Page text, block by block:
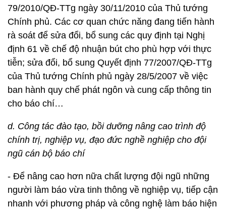
79/2010/QĐ-TTg ngày 30/11/2010 của Thủ tướng
Chính phủ. Các cơ quan chức năng đang tiến hành
rà soát để sửa đổi, bổ sung các quy định tại Nghị
định 61 về chế độ nhuận bút cho phù hợp với thực
tiễn; sửa đổi, bổ sung Quyết định 77/2007/QĐ-TTg
của Thủ tướng Chính phủ ngày 28/5/2007 về việc
ban hành quy chế phát ngôn và cung cấp thông tin
cho báo chí…
d. Công tác đào tạo, bồi dưỡng nâng cao trình độ
chính trị, nghiệp vụ, đạo đức nghề nghiệp cho đội
ngũ cán bộ báo chí
- Để nâng cao hơn nữa chất lượng đội ngũ những
người làm báo vừa tinh thông về nghiệp vụ, tiếp cận
nhanh với phương pháp và công nghệ làm báo hiện